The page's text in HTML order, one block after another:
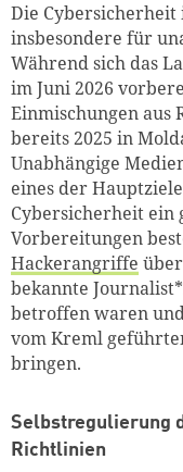
Die
insbesondere für
Während sich das
im Juni 2026
Einmischungen aus
bereits 2025 in
Unabhängige
eines der
Cybersicherheit ein
Vorbereitungen
Hackerangriffe
bekannte
betroffen waren
vom Kreml
bringen.
Selbstregulierung
Richtlinien